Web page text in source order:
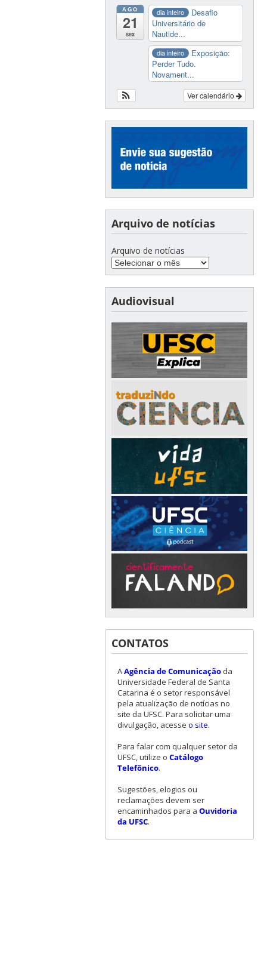
AGO
21
sex
dia inteiro
Desafio
Universitário de
Nautide...
dia inteiro
Exposição:
Perder Tudo.
Novament...
Ver calendário
Arquivo de notícias
Arquivo de notícias
Audiovisual
CONTATOS
AAgência de Comunicaçãoda
Universidade Federal de Santa
Catarina é o setor responsável
pela atualização de notícias no
site da UFSC. Para solicitar uma
divulgação, acesse o site.
Para falar com qualquer setor da
UFSC, utilize o Catálogo
Telefônico.
Sugestões, elogios ou
reclamações devem ser
encaminhados para a Ouvidoria
da UFSC.